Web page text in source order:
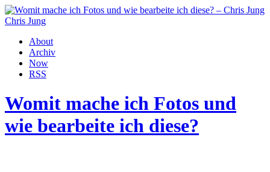
Chris Jung
About
Archiv
Now
RSS
Womit mache ich Fotos und
wie bearbeite ich diese?